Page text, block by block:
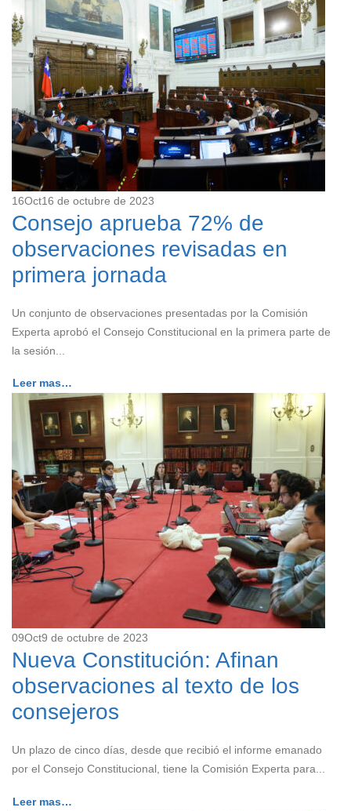
16Oct16 de octubre de 2023
Consejo aprueba 72% de
observaciones revisadas en
primera jornada
Un conjunto de observaciones presentadas por la Comisión
Experta aprobó el Consejo Constitucional en la primera parte de
la sesión...
Leer mas…
09Oct9 de octubre de 2023
Nueva Constitución: Afinan
observaciones al texto de los
consejeros
Un plazo de cinco días, desde que recibió el informe emanado
por el Consejo Constitucional, tiene la Comisión Experta para...
Leer mas…